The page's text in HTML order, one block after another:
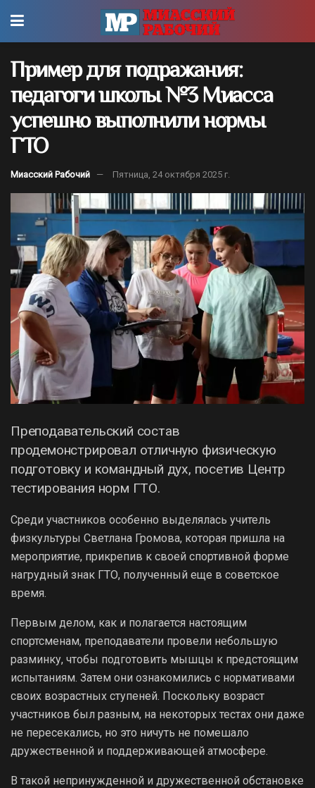
Пример для подражания:
педагоги школы №3 Миасса
успешно выполнили нормы
ГТО
Миасский Рабочий Пятница, 24 октября 2025 г.
Преподавательский состав
продемонстрировал отличную физическую
подготовку и командный дух, посетив Центр
тестирования норм ГТО.
Среди участников особенно выделялась учитель
физкультуры Светлана Громова, которая пришла на
мероприятие, прикрепив к своей спортивной форме
нагрудный знак ГТО, полученный еще в советское
время.
Первым делом, как и полагается настоящим
спортсменам, преподаватели провели небольшую
разминку, чтобы подготовить мышцы к предстоящим
испытаниям. Затем они ознакомились с нормативами
своих возрастных ступеней. Поскольку возраст
участников был разным, на некоторых тестах они даже
не пересекались, но это ничуть не помешало
дружественной и поддерживающей атмосфере.
В такой непринужденной и дружественной обстановке